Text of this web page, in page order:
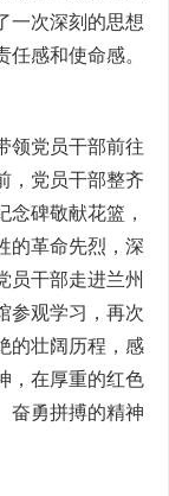
一次深刻的思想
感和使命感。
领党员干部前往
，党员干部整齐
碑敬献花篮，
的革命先烈，深
员干部走进兰州
参观学习，再次
的壮阔历程，感
，在厚重的红色
奋勇拼搏的精神